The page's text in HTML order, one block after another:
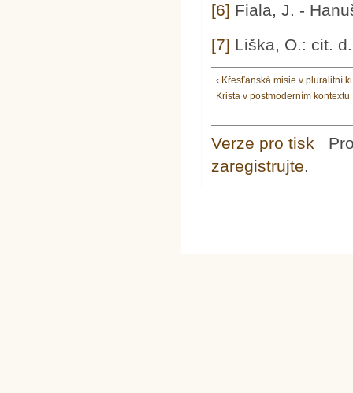
[6] Fiala, J. -
[7] Liška, O.: cit.
‹ Křesťanská misie v pluralitní
Krista v postmoderním kontextu
Verze pro tisk
zaregistrujte.